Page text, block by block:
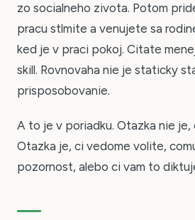
zo socialneho zivota. Potom
pracu stlmite a venujete sa
ked je v praci pokoj. Citate
skill. Rovnovaha nie je staticky
prisposobovanie.
A to je v poriadku. Otazka nie je,
Otazka je, ci vedome volite,
pozornost, alebo ci vam to